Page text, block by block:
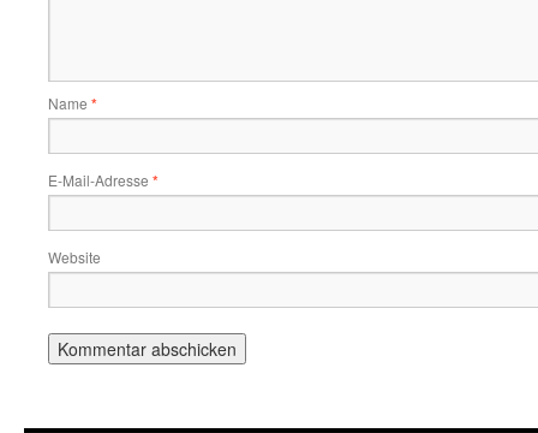
Name *
E-Mail-Adresse *
Website